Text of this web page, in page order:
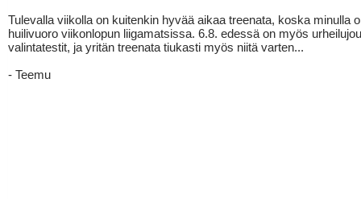
Tulevalla viikolla on kuitenkin hyvää aikaa treenata, koska minulla
huilivuoro viikonlopun liigamatsissa. 6.8. edessä on myös
valintatestit, ja yritän treenata tiukasti myös niitä varten...
- Teemu